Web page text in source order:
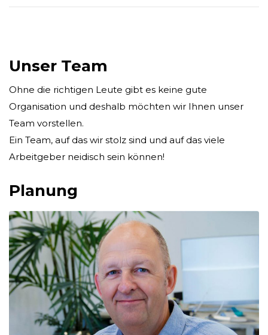
Unser Team
Ohne die richtigen Leute gibt es keine gute
Organisation und deshalb möchten wir Ihnen unser
Team vorstellen.
Ein Team, auf das wir stolz sind und auf das viele
Arbeitgeber neidisch sein können!
Planung